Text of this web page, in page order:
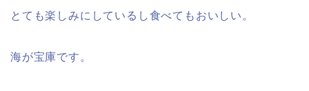
とても楽しみにしているし食べてもおいしい。
海が宝庫です。